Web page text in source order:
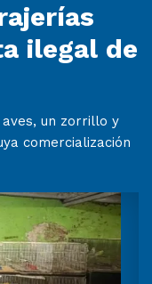
ilegal de
un zorrillo y
comercialización